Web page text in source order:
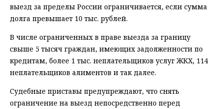
выезд за пределы России ограничивается, если сумма
долга превышает 10 тыс. рублей.
В числе ограниченных в праве выезда за границу
свыше 5 тысяч граждан, имеющих задолженности по
кредитам, более 1 тыс. неплательщиков услуг ЖКХ, 114
неплательщиков алиментов и так далее.
Судебные приставы предупреждают, что снять
ограничение на выезд непосредственно перед